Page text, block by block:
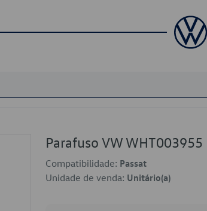
Parafuso VW WHT003955
Compatibilidade: Passat
Unidade de venda: Unitário(a)